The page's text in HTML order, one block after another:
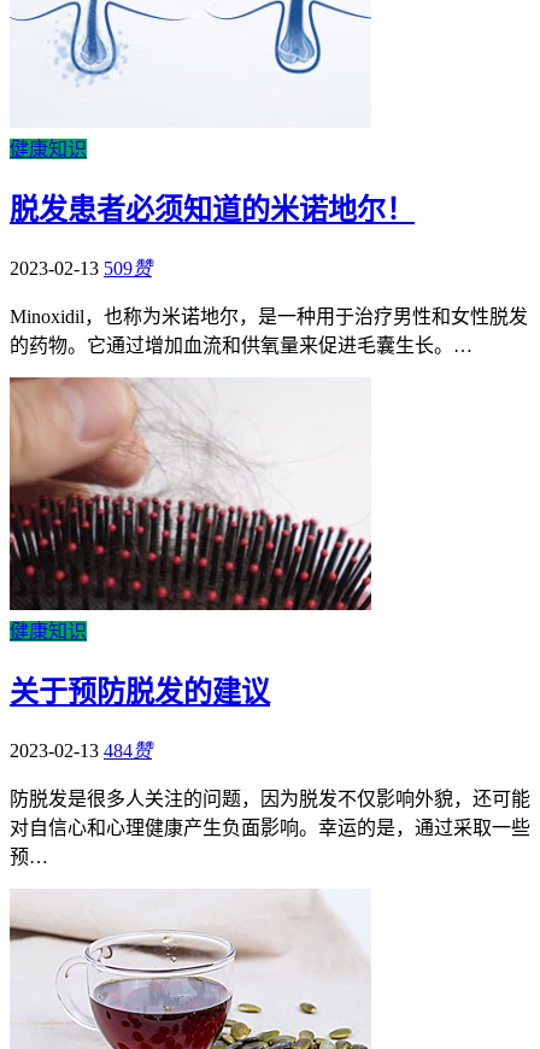
健康知识
脱发患者必须知道的米诺地尔！
2023-02-13 509赞
Minoxidil，也称为米诺地尔，是一种用于治疗男性和女性脱发
的药物。它通过增加血流和供氧量来促进毛囊生长。…
健康知识
关于预防脱发的建议
2023-02-13 484赞
防脱发是很多人关注的问题，因为脱发不仅影响外貌，还可能
对自信心和心理健康产生负面影响。幸运的是，通过采取一些
预…